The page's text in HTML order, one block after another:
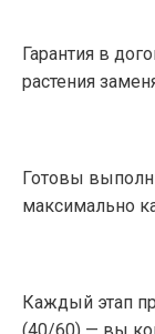
Гарантия в
растения
Готовы
максимально
Каждый этап
(40/60) — вы